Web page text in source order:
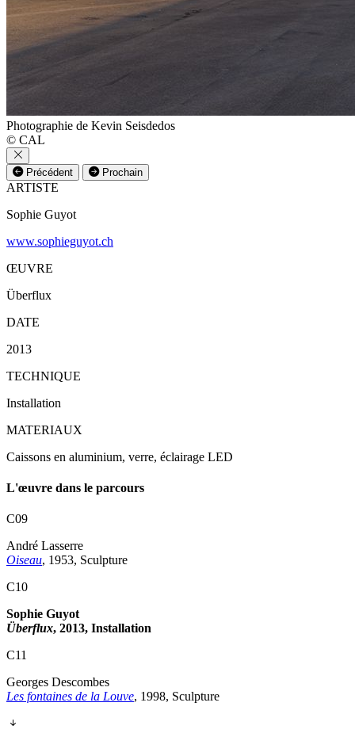
Photographie de Kevin Seisdedos
© CAL
Précédent Prochain
ARTISTE
Sophie Guyot
www.sophieguyot.ch
ŒUVRE
Überflux
DATE
2013
TECHNIQUE
Installation
MATERIAUX
Caissons en aluminium, verre, éclairage LED
L'œuvre dans le parcours
C09
André Lasserre
Oiseau, 1953, Sculpture
C10
Sophie Guyot
Überflux, 2013, Installation
C11
Georges Descombes
Les fontaines de la Louve, 1998, Sculpture